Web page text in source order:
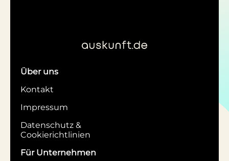
Über uns
Kontakt
Impressum
Datenschutz &
Cookierichtlinien
Für Unternehmen